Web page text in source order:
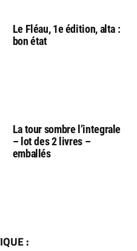
Le Fléau, 1e édition, alta :
bon état
La tour sombre l’integrale
– lot des 2 livres –
emballés
: